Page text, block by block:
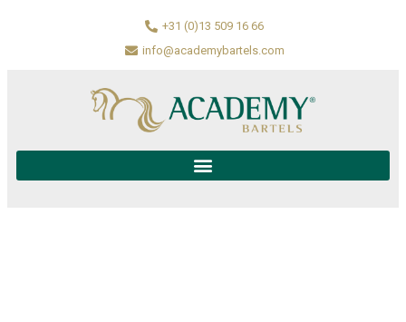
+31 (0)13 509 16 66
info@academybartels.com